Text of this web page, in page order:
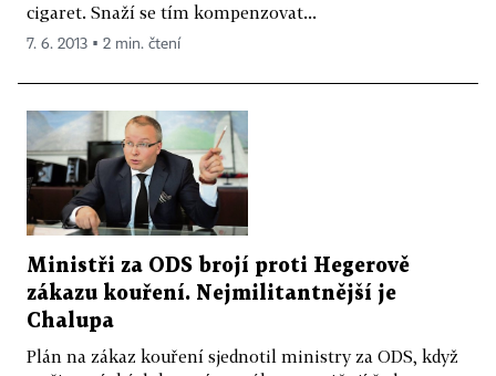
cigaret. Snaží se tím kompenzovat...
7. 6. 2013 ▪ 2 min. čtení
Ministři za ODS brojí proti Hegerově
zákazu kouření. Nejmilitantnější je
Chalupa
Plán na zákaz kouření sjednotil ministry za ODS, když